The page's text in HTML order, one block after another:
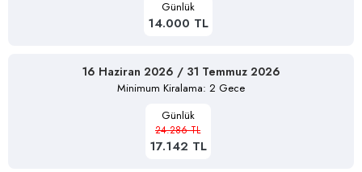
Günlük
14.000 TL
16 Haziran 2026 / 31 Temmuz 2026
Minimum Kiralama: 2 Gece
Günlük
24.286 TL
17.142 TL